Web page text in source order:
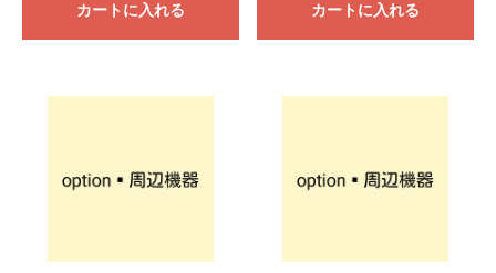
カートに入れる カートに入れる